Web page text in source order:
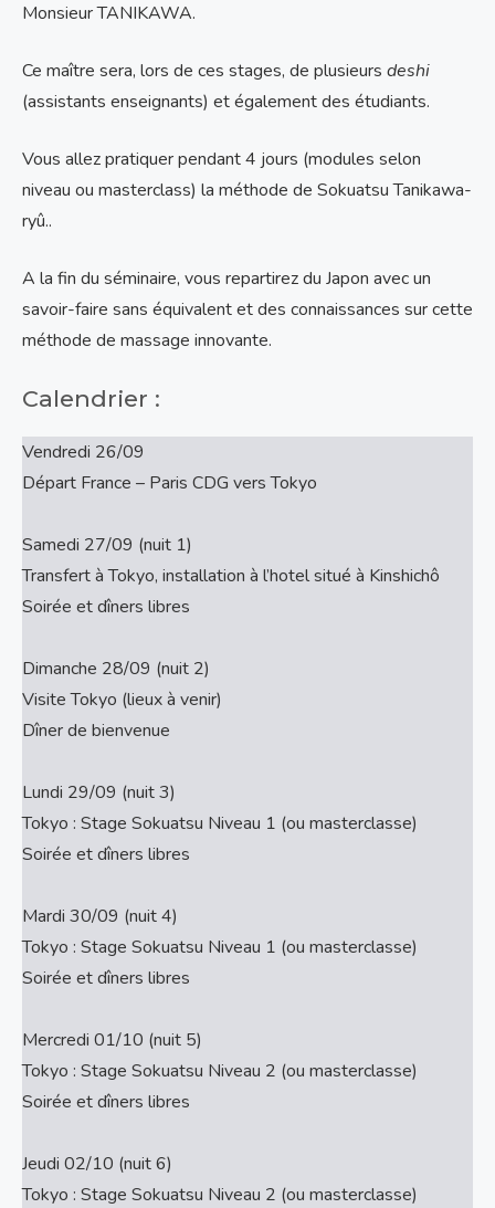
Monsieur TANIKAWA.
Ce maître sera, lors de ces stages, de plusieurs deshi
(assistants enseignants) et également des étudiants.
Vous allez pratiquer pendant 4 jours (modules selon
niveau ou masterclass) la méthode de Sokuatsu Tanikawa-
ryû..
A la fin du séminaire, vous repartirez du Japon avec un
savoir-faire sans équivalent et des connaissances sur cette
méthode de massage innovante.
Calendrier :
Vendredi 26/09
Départ France – Paris CDG vers Tokyo
Samedi 27/09 (nuit 1)
Transfert à Tokyo, installation à l’hotel situé à Kinshichô
Soirée et dîners libres
Dimanche 28/09 (nuit 2)
Visite Tokyo (lieux à venir)
Dîner de bienvenue
Lundi 29/09 (nuit 3)
Tokyo : Stage Sokuatsu Niveau 1 (ou masterclasse)
Soirée et dîners libres
Mardi 30/09 (nuit 4)
Tokyo : Stage Sokuatsu Niveau 1 (ou masterclasse)
Soirée et dîners libres
Mercredi 01/10 (nuit 5)
Tokyo : Stage Sokuatsu Niveau 2 (ou masterclasse)
Soirée et dîners libres
Jeudi 02/10 (nuit 6)
Tokyo : Stage Sokuatsu Niveau 2 (ou masterclasse)